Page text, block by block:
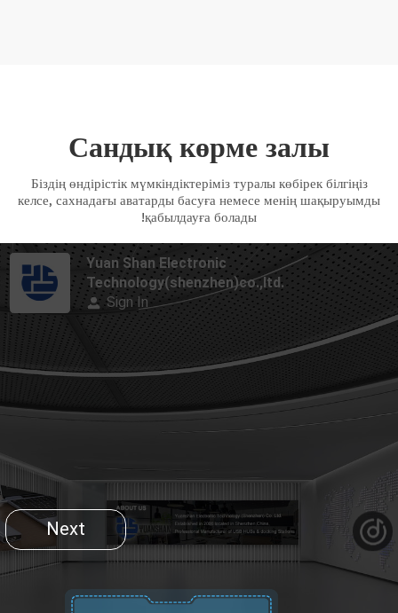
Сандық көрме залы
Біздің өндірістік мүмкіндіктеріміз туралы көбірек білгіңіз
келсе, сахнадағы аватарды басуға немесе менің шақыруымды
қабылдауға болады!